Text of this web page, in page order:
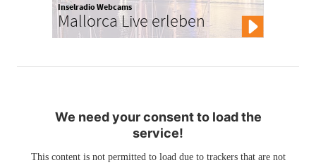
Inselradio Webcams
Mallorca Live erleben
We need your consent to load the
service!
This content is not permitted to load due to trackers that are not